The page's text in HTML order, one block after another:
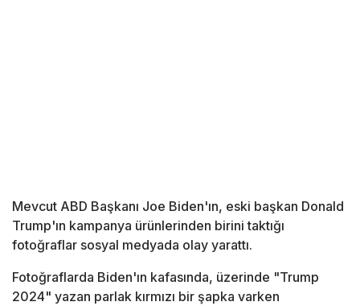
Mevcut ABD Başkanı Joe Biden'ın, eski başkan Donald
Trump'ın kampanya ürünlerinden birini taktığı
fotoğraflar sosyal medyada olay yarattı.
Fotoğraflarda Biden'ın kafasında, üzerinde "Trump
2024" yazan parlak kırmızı bir şapka varken